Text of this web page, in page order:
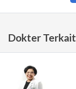
Dokter Terkait